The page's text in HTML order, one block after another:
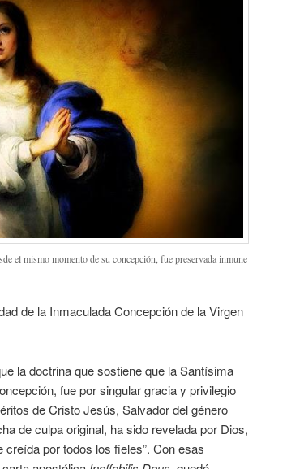
el mismo momento de su concepción, fue preservada inmune
de la Inmaculada Concepción de la Virgen
la doctrina que sostiene que la Santísima
fue por singular gracia y privilegio
de Cristo Jesús, Salvador del género
de culpa original, ha sido revelada por Dios,
por todos los fieles”. Con esas